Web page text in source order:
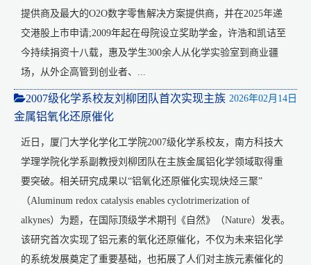
提供商及最大的O2O数字零售解决方案提供商，并在2025年递
交港股上市申请;2009年起在母院设立奖助学金，许浩和凯诘至
今持续捐资十八载，惠及学生300余人从化学实验室到商业疆
场，从外企高管到创业者、...
2026年02月14日
2007级化学系校友刘柳团队首次实现主族
金属铝氧化还原催化
近日，厦门大学化学化工学院2007级化学系校友，南方科技大
学理学院化学系副教授刘柳团队在主族金属铝化学领域取得重
要突破。相关研究成果以“铝氧化还原催化实现炔烃三聚”
（Aluminum redox catalysis enables cyclotrimerization of
alkynes）为题，在国际顶级学术期刊《自然》（Nature）发表。
该研究首次实现了铝元素的氧化还原催化，不仅为未来铝化学
的系统发展奠定了重要基础，也拓展了人们对主族元素催化的